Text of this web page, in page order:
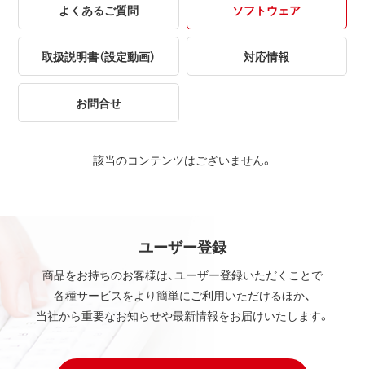
よくあるご質問 ソフトウェア
取扱説明書（設定動画） 対応情報
お問合せ
該当のコンテンツはございません。
ユーザー登録
商品をお持ちのお客様は、ユーザー登録いただくことで
各種サービスをより簡単にご利用いただけるほか、
当社から重要なお知らせや最新情報をお届けいたします。